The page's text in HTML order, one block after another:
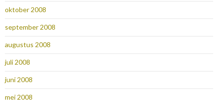
oktober 2008
september 2008
augustus 2008
juli 2008
juni 2008
mei 2008